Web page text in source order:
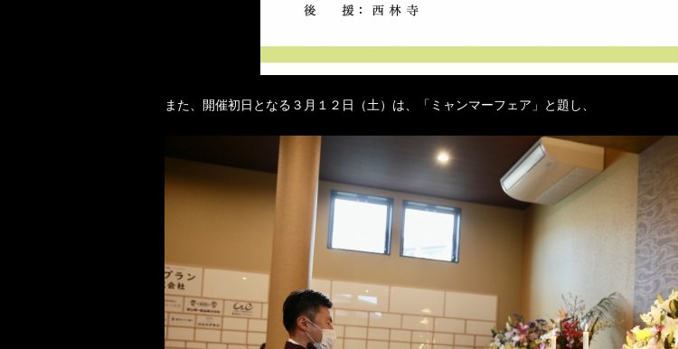
また、開催初日となる３月１２日（土）は、「ミャンマーフェア」と題し、